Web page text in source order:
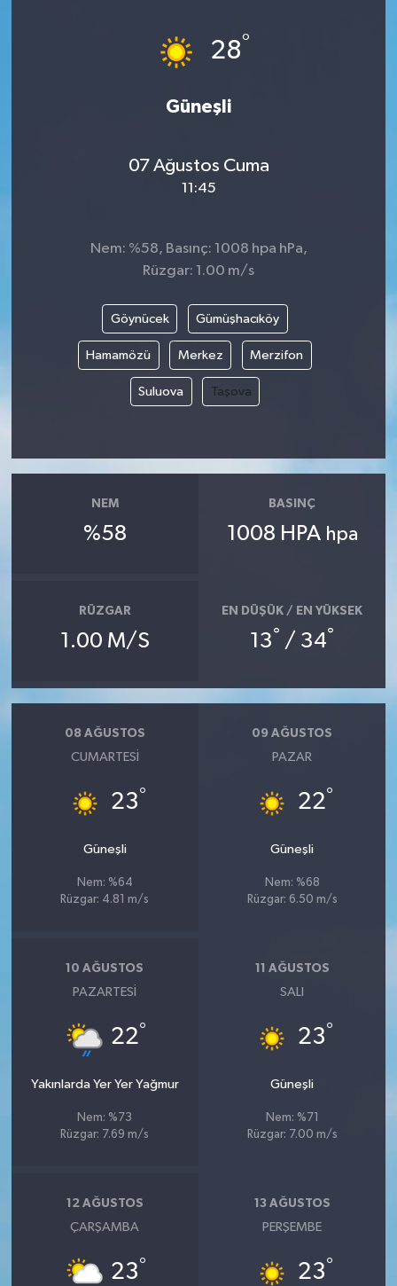
28°
Güneşli
07 Ağustos Cuma
11:45
Nem: %58, Basınç: 1008 hpa hPa,
Rüzgar: 1.00 m/s
Göynücek Gümüşhacıköy
Hamamözü Merkez Merzifon
Suluova Taşova
NEM
%58
BASINÇ
1008 HPA hpa
RÜZGAR
1.00 M/S
EN DÜŞÜK / EN YÜKSEK
13° / 34°
08 AĞUSTOS
CUMARTESI
23°
Güneşli
Nem: %64
Rüzgar: 4.81 m/s
09 AĞUSTOS
PAZAR
22°
Güneşli
Nem: %68
Rüzgar: 6.50 m/s
10 AĞUSTOS
PAZARTESI
22°
Yakınlarda Yer Yer Yağmur
Nem: %73
Rüzgar: 7.69 m/s
11 AĞUSTOS
SALI
23°
Güneşli
Nem: %71
Rüzgar: 7.00 m/s
12 AĞUSTOS
ÇARŞAMBA
23°
13 AĞUSTOS
PERŞEMBE
23°
YAZARLAR
RESMİ İLAN
MAGAZİN